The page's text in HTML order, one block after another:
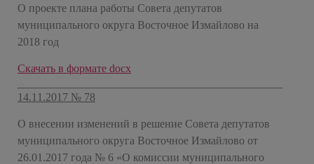
О проекте плана работы Совета депутатов
муниципального округа Восточное Измайлово на
2018 год
Скачать в формате docx
14.11.2017 № 78
О внесении изменений в решение Совета депутатов
муниципального округа Восточное Измайлово от
26.01.2017 года № 6 «О комиссии муниципального